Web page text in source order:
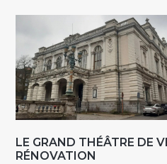
LE GRAND THÉÂTRE DE
RÉNOVATION